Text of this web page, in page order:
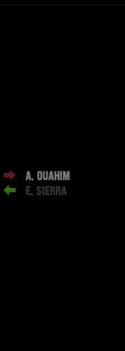
A. OUAHIM
E. SIERRA